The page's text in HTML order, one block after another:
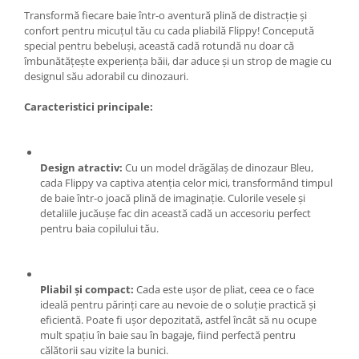
Zdrobitoare si teascuri
Teascuri
Zdrobitoare electrice
Zdrobitoare electrice & manuale
Zdrobitoare manuale
Articole antidaunatori gradina
Sere si solarii
Suflante si aspiratoare exterior
Unelte altoit
Stropitori
Folie si plase pt plante
Masini de maturat manuale
Masini batut stalpi
Transformă fiecare baie într-o aventură plină de distracție și
confort pentru micuțul tău cu cada pliabilă Flippy! Concepută
special pentru bebeluși, această cadă rotundă nu doar că
îmbunătățește experiența băii, dar aduce și un strop de magie cu
designul său adorabil cu dinozauri.
Caracteristici principale:
Design atractiv: Cu un model drăgălaș de dinozaur Bleu,
cada Flippy va captiva atenția celor mici, transformând timpul
de baie într-o joacă plină de imaginație. Culorile vesele și
detaliile jucăușe fac din această cadă un accesoriu perfect
pentru baia copilului tău.
Pliabil și compact: Cada este ușor de pliat, ceea ce o face
ideală pentru părinți care au nevoie de o soluție practică și
eficientă. Poate fi ușor depozitată, astfel încât să nu ocupe
mult spațiu în baie sau în bagaje, fiind perfectă pentru
călătorii sau vizite la bunici.